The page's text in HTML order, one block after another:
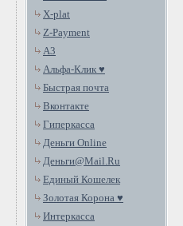
X-plat
Z-Payment
А3
Альфа-Клик ♥
Быстрая почта
Вконтакте
Гиперкасса
Деньги Online
Деньги@Mail.Ru
Единый Кошелек
Золотая Корона ♥
Интеркасса